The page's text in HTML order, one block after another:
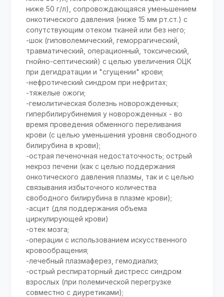
ниже 50 г/л), сопровождающаяся уменьшением
онкотического давления (ниже 15 мм рт.ст.) с
сопутствующим отеком тканей или без него;
-шок (гиповолемический, геморрагический,
травматический, операционный, токсический,
гнойно-септический) с целью увеличения ОЦК
при дегидратации и "сгущении" крови;
-нефротический синдром при нефритах;
-тяжелые ожоги;
-гемолитическая болезнь новорожденных;
гипербилирубинемия у новорожденных - во
время проведения обменного переливания
крови (с целью уменьшения уровня свободного
билирубина в крови);
-острая печеночная недостаточность; острый
некроз печени (как с целью поддержания
онкотического давления плазмы, так и с целью
связывания избыточного количества
свободного билирубина в плазме крови);
-асцит (для поддержания объема
циркулирующей крови)
-отек мозга;
-операции с использованием искусственного
кровообращения;
-лечебный плазмаферез, гемодиализ;
-острый респираторный дистресс синдром
взрослых (при полемической перегрузке
совместно с диуретиками);